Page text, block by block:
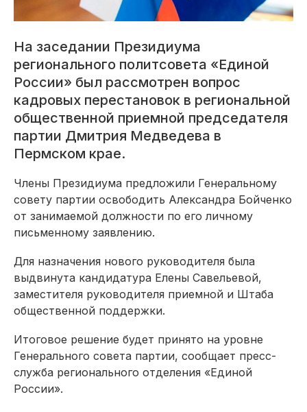
На заседании Президиума
регионального политсовета «Единой
России» был рассмотрен вопрос
кадровых перестановок в региональной
общественной приемной председателя
партии Дмитрия Медведева в
Пермском крае.
Члены Президиума предложили Генеральному
совету партии освободить Александра Бойченко
от занимаемой должности по его личному
письменному заявлению.
Для назначения нового руководителя была
выдвинута кандидатура Елены Савельевой,
заместителя руководителя приемной и Штаба
общественной поддержки.
Итоговое решение будет принято на уровне
Генерального совета партии, сообщает пресс-
служба регионального отделения «Единой
России».